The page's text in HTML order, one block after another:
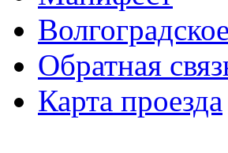
Обратная
Карта проезда